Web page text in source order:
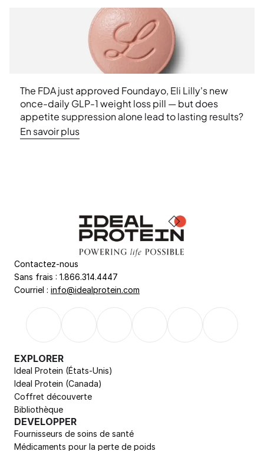
The FDA just approved Foundayo, Eli Lilly's new
once-daily GLP-1 weight loss pill — but does
appetite suppression alone lead to lasting results?
Learn what the latest research says about muscle
loss, nutritional deficiencies, and why a structured
En savoir plus
Contactez-nous
Sans frais : 1.866.314.4447
Courriel : info@idealprotein.com
EXPLORER
Ideal Protein (États-Unis)
Ideal Protein (Canada)
Coffret découverte
Bibliothèque
DEVELOPPER
Fournisseurs de soins de santé
Médicaments pour la perte de poids